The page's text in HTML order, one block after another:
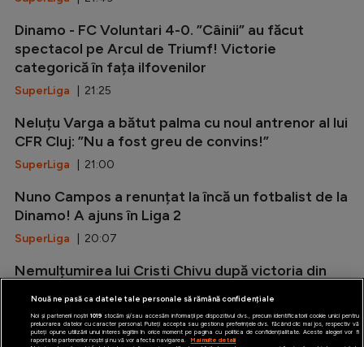
Dinamo - FC Voluntari 4-0. ”Câinii” au făcut
spectacol pe Arcul de Triumf! Victorie
categorică în fața ilfovenilor
SuperLiga | 21:25
Neluțu Varga a bătut palma cu noul antrenor al lui
CFR Cluj: ”Nu a fost greu de convins!”
SuperLiga | 21:00
Nuno Campos a renunțat la încă un fotbalist de la
Dinamo! A ajuns în Liga 2
SuperLiga | 20:07
Nemulțumirea lui Cristi Chivu după victoria din
Serie A| 19:20
Nouă ne pasă ca datele tale personale să rămână confidențiale
Noi și partenerii noștri 1019stocăm și/sau accesăm informații pe dispozitivul dvs., precum identificatorii cookie unici pentru
prelucrarea datelor cu caracter personal. Puteți accepta sau gestiona preferințele dvs. făcând clic mai jos, respectiv vă
puteți opune utilizării unui interes legitim în orice moment pe pagina cu politica de confidențialitate. Aceste alegeri vor fi
raportate partenerilor noștri și nu vă vor afecta navigarea.
Mai multe detalii